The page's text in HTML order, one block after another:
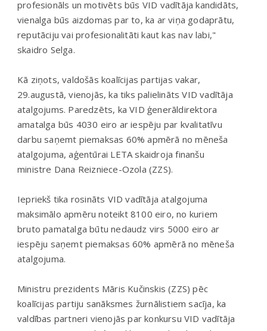
profesionāls un motivēts būs VID vadītāja kandidāts,
vienalga būs aizdomas par to, ka ar viņa godaprātu,
reputāciju vai profesionalitāti kaut kas nav labi,"
skaidro Selga.
Kā ziņots, valdošās koalīcijas partijas vakar,
29.augustā, vienojās, ka tiks palielināts VID vadītāja
atalgojums. Paredzēts, ka VID ģenerāldirektora
amatalga būs 4030 eiro ar iespēju par kvalitatīvu
darbu saņemt piemaksas 60% apmērā no mēneša
atalgojuma, aģentūrai LETA skaidroja finanšu
ministre Dana Reizniece-Ozola (ZZS).
Iepriekš tika rosināts VID vadītāja atalgojuma
maksimālo apmēru noteikt 8100 eiro, no kuriem
bruto pamatalga būtu nedaudz virs 5000 eiro ar
iespēju saņemt piemaksas 60% apmērā no mēneša
atalgojuma.
Ministru prezidents Māris Kučinskis (ZZS) pēc
koalīcijas partiju sanāksmes žurnālistiem sacīja, ka
valdības partneri vienojās par konkursu VID vadītāja